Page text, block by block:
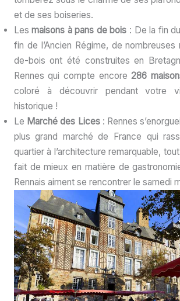
et de ses boiseries.
Lesmaisons à pans de bois : De la fin
fin de l’Ancien Régime, de nombreuses
de-bois ont été construites en
Rennes qui compte encore286
coloré à découvrir pendant votre
historique !
Le Marché des Lices: Rennes
plus grand marché de France qui
quartier à l’architecture remarquable,
fait de mieux en matière de
Rennais aiment se rencontrer le samedi